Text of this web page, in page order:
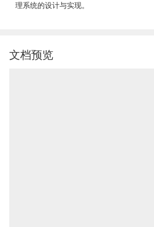
理系统的设计与实现。
文档预览